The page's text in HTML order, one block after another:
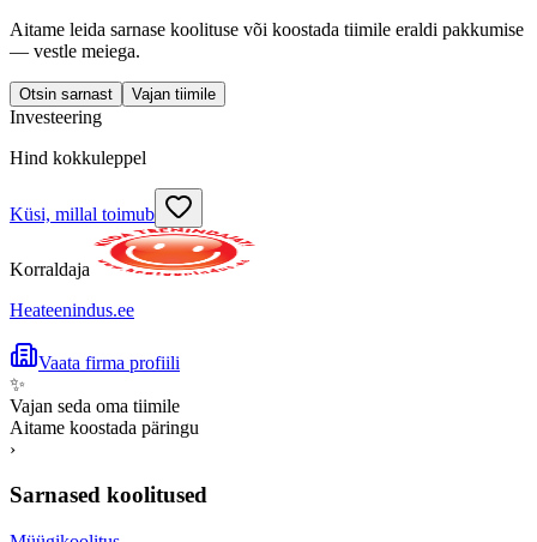
Aitame leida sarnase koolituse või koostada tiimile eraldi pakkumise
— vestle meiega.
Otsin sarnast Vajan tiimile
Investeering
Hind kokkuleppel
Küsi, millal toimub
Korraldaja
Heateenindus.ee
Vaata firma profiili
✨
Vajan seda oma tiimile
Aitame koostada päringu
›
Sarnased koolitused